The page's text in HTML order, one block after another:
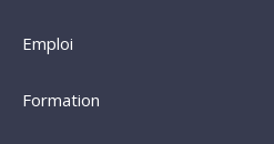
Emploi
Formation